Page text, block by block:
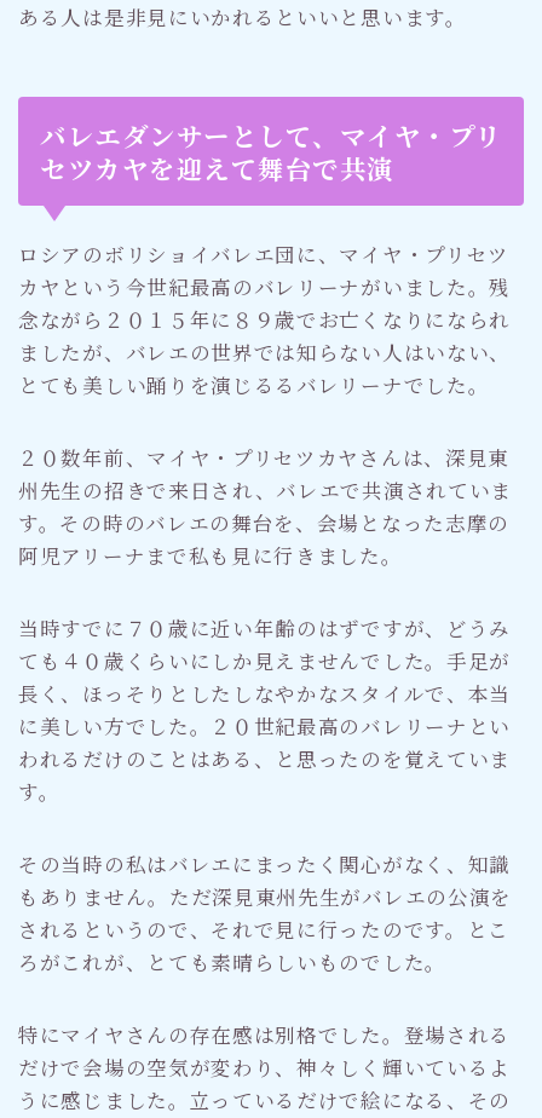
Follow Me
ある人は是非見にいかれるといいと思います。
バレエダンサーとして、マイヤ・プリ
セツカヤを迎えて舞台で共演
ロシアのボリショイバレエ団に、マイヤ・プリセツ
カヤという今世紀最高のバレリーナがいました。残
念ながら２０１５年に８９歳でお亡くなりになられ
ましたが、バレエの世界では知らない人はいない、
とても美しい踊りを演じるるバレリーナでした。
２０数年前、マイヤ・プリセツカヤさんは、深見東
州先生の招きで来日され、バレエで共演されていま
す。その時のバレエの舞台を、会場となった志摩の
阿児アリーナまで私も見に行きました。
当時すでに７０歳に近い年齢のはずですが、どうみ
ても４０歳くらいにしか見えませんでした。手足が
長く、ほっそりとしたしなやかなスタイルで、本当
に美しい方でした。２０世紀最高のバレリーナとい
われるだけのことはある、と思ったのを覚えていま
す。
その当時の私はバレエにまったく関心がなく、知識
もありません。ただ深見東州先生がバレエの公演を
されるというので、それで見に行ったのです。とこ
ろがこれが、とても素晴らしいものでした。
特にマイヤさんの存在感は別格でした。登場される
だけで会場の空気が変わり、神々しく輝いているよ
うに感じました。立っているだけで絵になる、その